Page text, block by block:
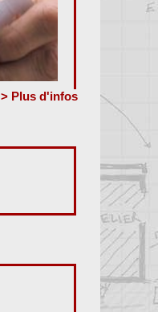
> Plus d'infos